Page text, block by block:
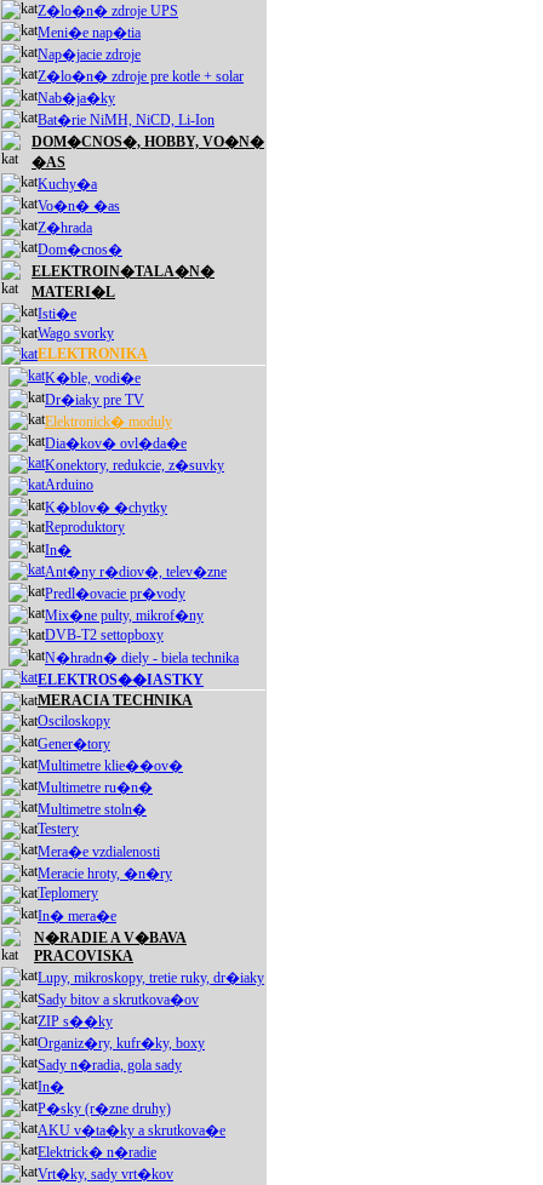
Z�lo�n� zdroje UPS
Meni�e nap�tia
Nap�jacie zdroje
Z�lo�n� zdroje pre kotle + solar
Nab�ja�ky
Bat�rie NiMH, NiCD, Li-Ion
DOM�CNOS�, HOBBY, VO�N�
�AS
Kuchy�a
Vo�n� �as
Z�hrada
Dom�cnos�
ELEKTROIN�TALA�N�
MATERI�L
Isti�e
Wago svorky
ELEKTRONIKA
K�ble, vodi�e
Dr�iaky pre TV
Elektronick� moduly
Dia�kov� ovl�da�e
Konektory, redukcie, z�suvky
Arduino
K�blov� �chytky
Reproduktory
In�
Ant�ny r�diov�, telev�zne
Predl�ovacie pr�vody
Mix�ne pulty, mikrof�ny
DVB-T2 settopboxy
N�hradn� diely - biela technika
ELEKTROS��IASTKY
MERACIA TECHNIKA
Osciloskopy
Gener�tory
Multimetre klie��ov�
Multimetre ru�n�
Multimetre stoln�
Testery
Mera�e vzdialenosti
Meracie hroty, �n�ry
Teplomery
In� mera�e
N�RADIE A V�BAVA
PRACOVISKA
Lupy, mikroskopy, tretie ruky, dr�iaky
Sady bitov a skrutkova�ov
ZIP s��ky
Organiz�ry, kufr�ky, boxy
Sady n�radia, gola sady
In�
P�sky (r�zne druhy)
AKU v�ta�ky a skrutkova�e
Elektrick� n�radie
Vrt�ky, sady vrt�kov